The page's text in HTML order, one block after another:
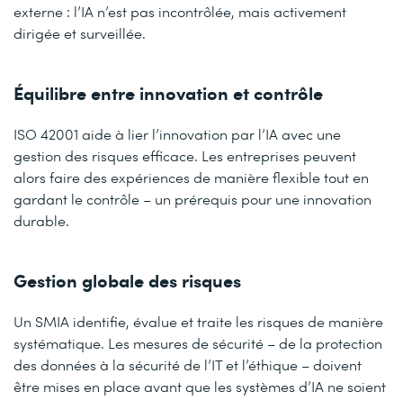
externe : l’IA n’est pas incontrôlée, mais activement
dirigée et surveillée.
Équilibre entre innovation et contrôle
ISO 42001 aide à lier l’innovation par l’IA avec une
gestion des risques efficace. Les entreprises peuvent
alors faire des expériences de manière flexible tout en
gardant le contrôle – un prérequis pour une innovation
durable.
Gestion globale des risques
Un SMIA identifie, évalue et traite les risques de manière
systématique. Les mesures de sécurité – de la protection
des données à la sécurité de l’IT et l’éthique – doivent
être mises en place avant que les systèmes d’IA ne soient